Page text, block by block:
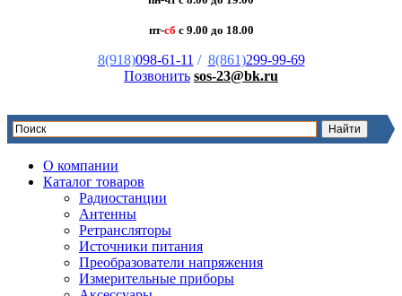
пт-сб с 9.00 до 18.00
8(918)098-61-11 / 8(861)299-99-69
Позвонить sos-23@bk.ru
О компании
Каталог товаров
Радиостанции
Антенны
Ретрансляторы
Источники питания
Преобразователи напряжения
Измерительные приборы